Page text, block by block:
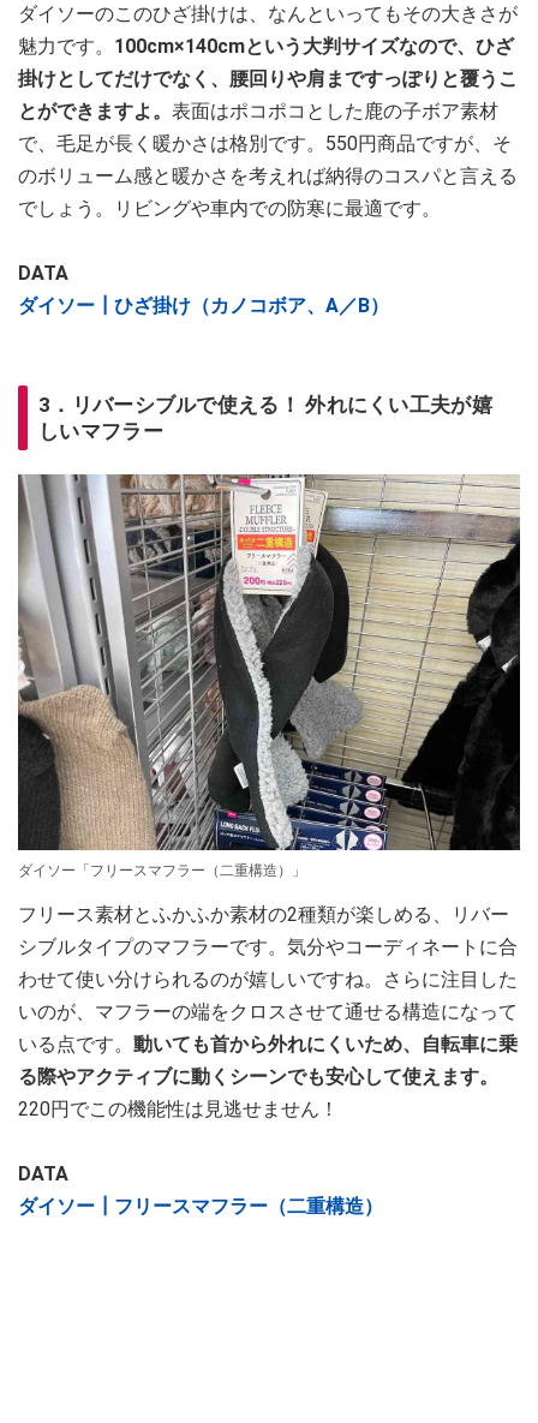
ダイソーのこのひざ掛けは、なんといってもその大きさが
魅力です。 100cm×140cmという大判サイズなので、ひざ
掛けとしてだけでなく、腰回りや肩まですっぽりと覆うこ
とができますよ。 表面はポコポコとした鹿の子ボア素材
で、毛足が長く暖かさは格別です。550円商品ですが、そ
のボリューム感と暖かさを考えれば納得のコスパと言える
でしょう。リビングや車内での防寒に最適です。
DATA
ダイソー┃ひざ掛け（カノコボア、A／B）
3．リバーシブルで使える！ 外れにくい工夫が嬉
しいマフラー
ダイソー「フリースマフラー（二重構造）」
フリース素材とふかふか素材の2種類が楽しめる、リバー
シブルタイプのマフラーです。気分やコーディネートに合
わせて使い分けられるのが嬉しいですね。さらに注目した
いのが、マフラーの端をクロスさせて通せる構造になって
いる点です。 動いても首から外れにくいため、自転車に乗
る際やアクティブに動くシーンでも安心して使えます。
220円でこの機能性は見逃せません！
DATA
ダイソー┃フリースマフラー（二重構造）